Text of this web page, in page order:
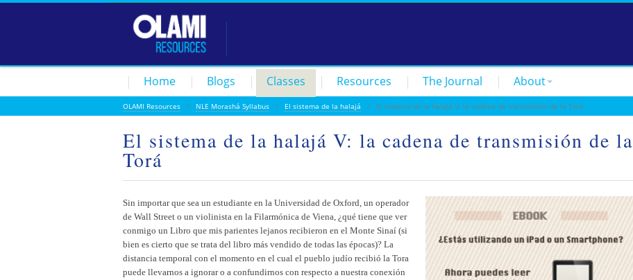
Home Blogs Classes Resources The Journal About
OLAMI Resources / NLE Morashá Syllabus / El sistema de la halajá / El sistema de la halajá V: la cadena de transmisión de la Torá
El sistema de la halajá V: la cadena de transmisión de la
Torá
Sin importar que sea un estudiante en la Universidad de Oxford, un operador
de Wall Street o un violinista en la Filarmónica de Viena, ¿qué tiene que ver
conmigo un Libro que mis parientes lejanos recibieron en el Monte Sinaí (si
bien es cierto que se trata del libro más vendido de todas las épocas)? La
distancia temporal con el momento en el cual el pueblo judío recibió la Tora
puede llevarnos a ignorar o a confundirnos con respecto a nuestra conexión